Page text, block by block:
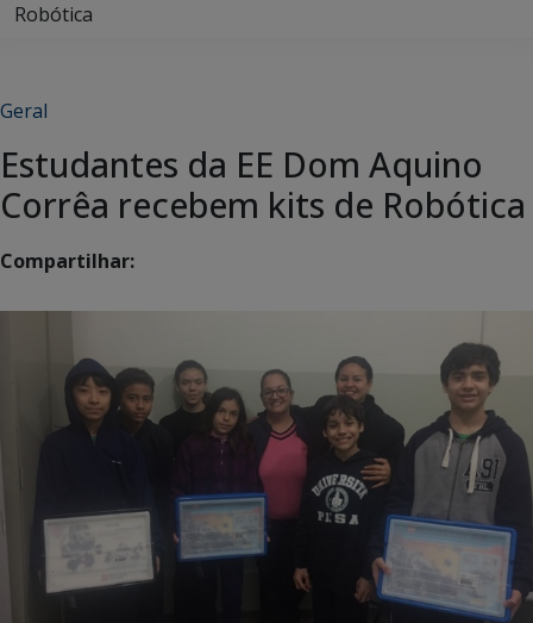
Robótica
Geral
Estudantes da EE Dom Aquino
Corrêa recebem kits de Robótica
Compartilhar: